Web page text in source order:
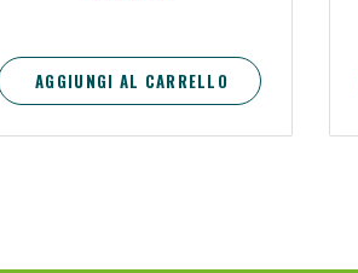
AGGIUNGI AL CARRELLO